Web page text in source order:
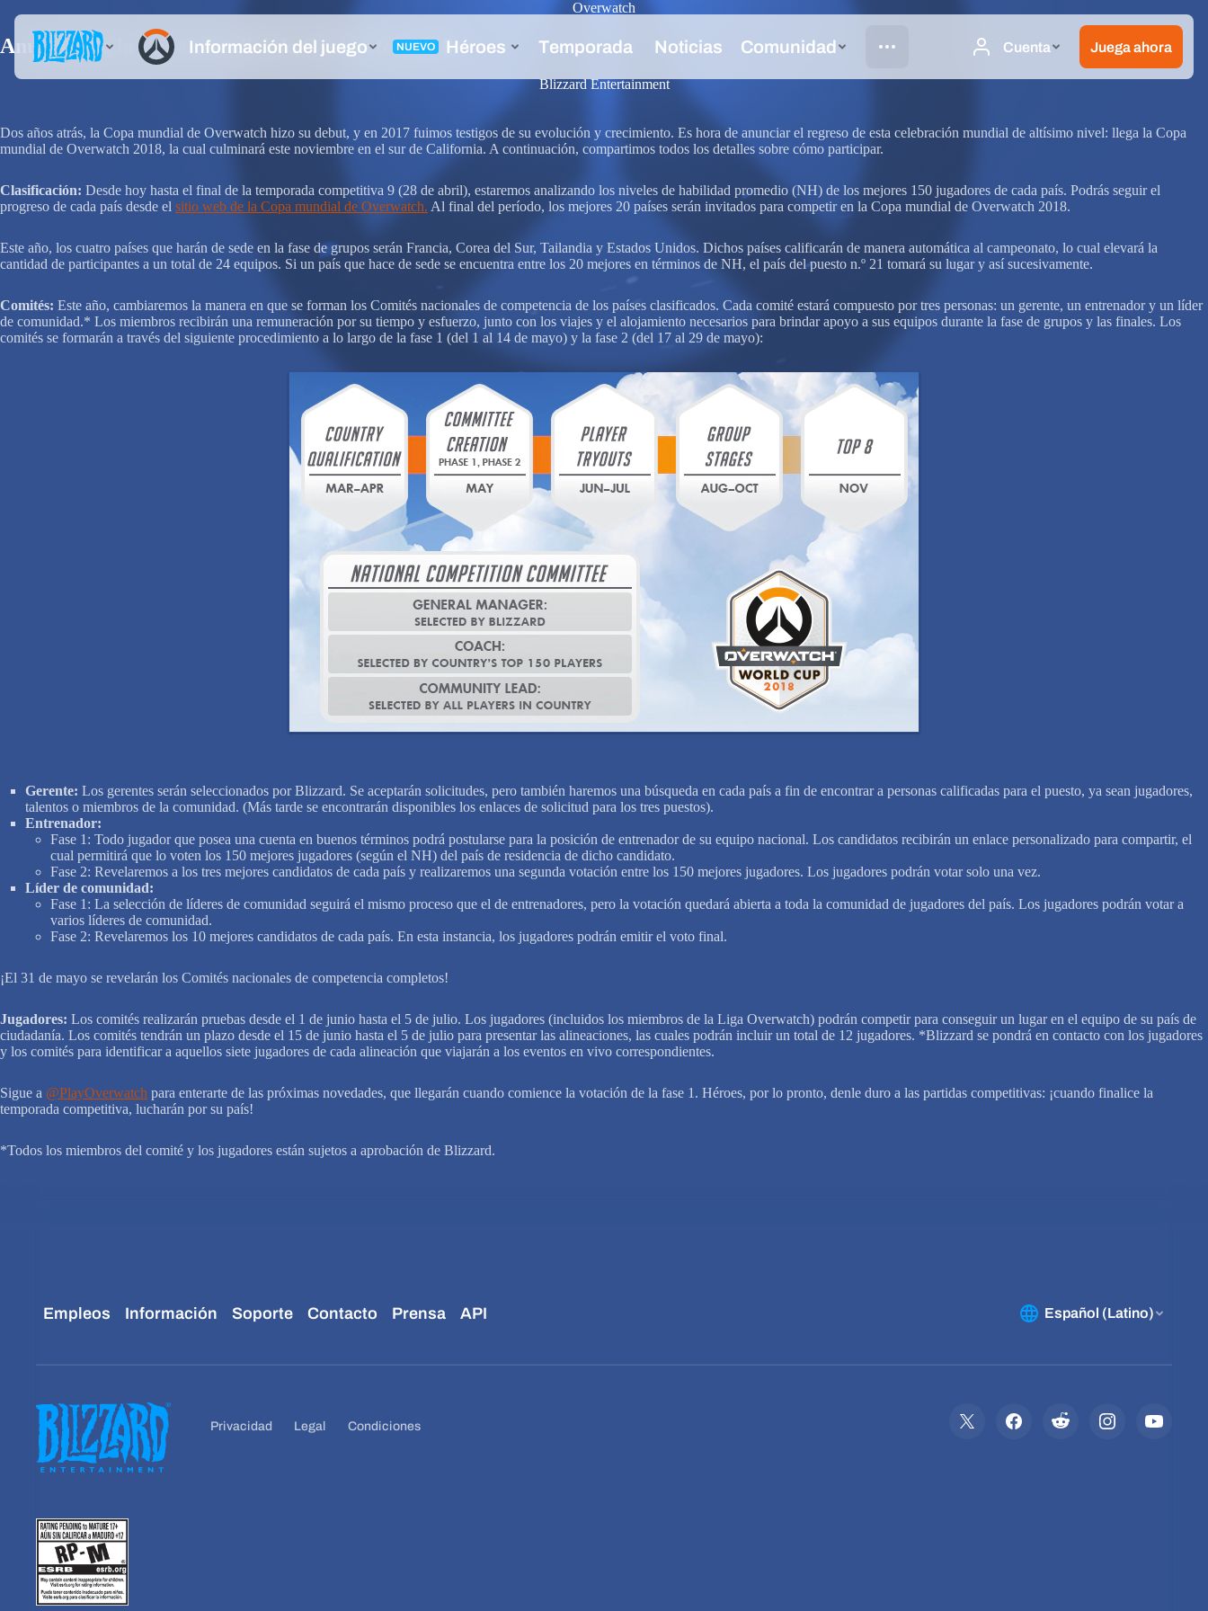
Overwatch
Anunciando la Copa mundial de Overwatch 2018
Blizzard Entertainment
Dos años atrás, la Copa mundial de Overwatch hizo su debut, y en 2017 fuimos testigos de su evolución y crecimiento. Es hora de anunciar el regreso de esta celebración mundial de altísimo nivel: llega la Copa
mundial de Overwatch 2018, la cual culminará este noviembre en el sur de California. A continuación, compartimos todos los detalles sobre cómo participar.
Clasificación: Desde hoy hasta el final de la temporada competitiva 9 (28 de abril), estaremos analizando los niveles de habilidad promedio (NH) de los mejores 150 jugadores de cada país. Podrás seguir el
progreso de cada país desde el sitio web de la Copa mundial de Overwatch. Al final del período, los mejores 20 países serán invitados para competir en la Copa mundial de Overwatch 2018.
Este año, los cuatro países que harán de sede en la fase de grupos serán Francia, Corea del Sur, Tailandia y Estados Unidos. Dichos países calificarán de manera automática al campeonato, lo cual elevará la
cantidad de participantes a un total de 24 equipos. Si un país que hace de sede se encuentra entre los 20 mejores en términos de NH, el país del puesto n.º 21 tomará su lugar y así sucesivamente.
Comités: Este año, cambiaremos la manera en que se forman los Comités nacionales de competencia de los países clasificados. Cada comité estará compuesto por tres personas: un gerente, un entrenador y un líder
de comunidad.* Los miembros recibirán una remuneración por su tiempo y esfuerzo, junto con los viajes y el alojamiento necesarios para brindar apoyo a sus equipos durante la fase de grupos y las finales. Los
comités se formarán a través del siguiente procedimiento a lo largo de la fase 1 (del 1 al 14 de mayo) y la fase 2 (del 17 al 29 de mayo):
Gerente: Los gerentes serán seleccionados por Blizzard. Se aceptarán solicitudes, pero también haremos una búsqueda en cada país a fin de encontrar a personas calificadas para el puesto, ya sean jugadores,
talentos o miembros de la comunidad. (Más tarde se encontrarán disponibles los enlaces de solicitud para los tres puestos).
Entrenador:
Fase 1: Todo jugador que posea una cuenta en buenos términos podrá postularse para la posición de entrenador de su equipo nacional. Los candidatos recibirán un enlace personalizado para compartir, el
cual permitirá que lo voten los 150 mejores jugadores (según el NH) del país de residencia de dicho candidato.
Fase 2: Revelaremos a los tres mejores candidatos de cada país y realizaremos una segunda votación entre los 150 mejores jugadores. Los jugadores podrán votar solo una vez.
Líder de comunidad:
Fase 1: La selección de líderes de comunidad seguirá el mismo proceso que el de entrenadores, pero la votación quedará abierta a toda la comunidad de jugadores del país. Los jugadores podrán votar a
varios líderes de comunidad.
Fase 2: Revelaremos los 10 mejores candidatos de cada país. En esta instancia, los jugadores podrán emitir el voto final.
¡El 31 de mayo se revelarán los Comités nacionales de competencia completos!
Jugadores: Los comités realizarán pruebas desde el 1 de junio hasta el 5 de julio. Los jugadores (incluidos los miembros de la Liga Overwatch) podrán competir para conseguir un lugar en el equipo de su país de
ciudadanía. Los comités tendrán un plazo desde el 15 de junio hasta el 5 de julio para presentar las alineaciones, las cuales podrán incluir un total de 12 jugadores. *Blizzard se pondrá en contacto con los jugadores
y los comités para identificar a aquellos siete jugadores de cada alineación que viajarán a los eventos en vivo correspondientes.
Sigue a @PlayOverwatch para enterarte de las próximas novedades, que llegarán cuando comience la votación de la fase 1. Héroes, por lo pronto, denle duro a las partidas competitivas: ¡cuando finalice la
temporada competitiva, lucharán por su país!
*Todos los miembros del comité y los jugadores están sujetos a aprobación de Blizzard.